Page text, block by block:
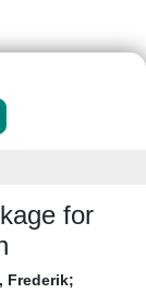
for
Frederik;